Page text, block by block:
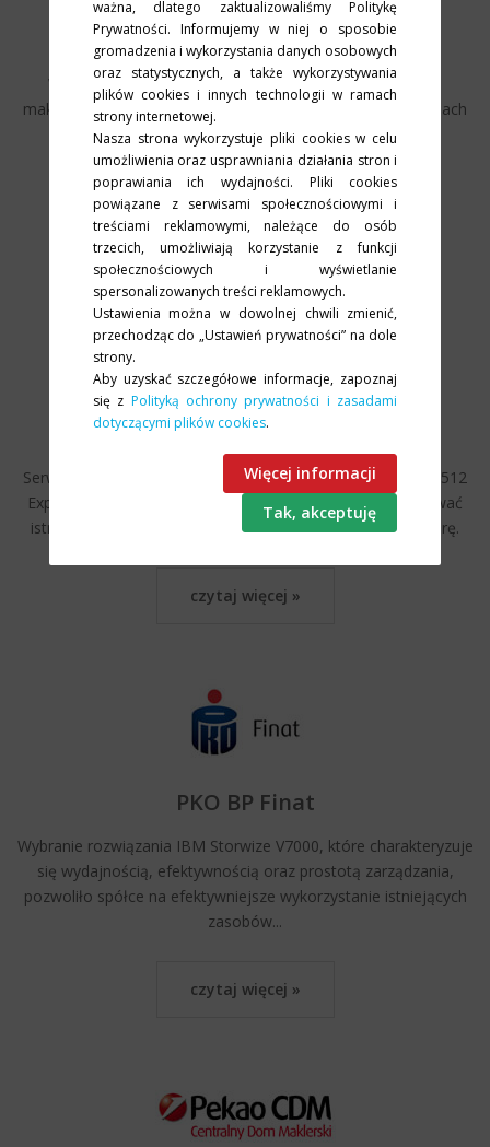
ważna, dlatego zaktualizowaliśmy Politykę
Prywatności. Informujemy w niej o sposobie
gromadzenia i wykorzystania danych osobowych
oraz statystycznych, a także wykorzystywania
plików cookies i innych technologii w ramach
strony internetowej.
Nasza strona wykorzystuje pliki cookies w celu
umożliwienia oraz usprawniania działania stron i
poprawiania ich wydajności. Pliki cookies
powiązane z serwisami społecznościowymi i
treściami reklamowymi, należące do osób
trzecich, umożliwiają korzystanie z funkcji
społecznościowych i wyświetlanie
spersonalizowanych treści reklamowych.
Ustawienia można w dowolnej chwili zmienić,
przechodząc do „Ustawień prywatności” na dole
strony.
Aby uzyskać szczegółowe informacje, zapoznaj
się z Polityką ochrony prywatności i zasadami
dotyczącymi plików cookies.
Więcej informacji
PKF Consult
Wdrożenie rozwiązania IBM PureFlex System pozwoliło
maksymalnie wykorzystać potencjał drzemiący w inwestycjach
informatycznych. Ponadto dało gwarancję najwyższej
wydajności oraz...
czytaj więcej »
UNIBEP S.A.
Serwery IBM x3550 M3 i macierz IBM System Storage DS3512
Express pozwoliły spółce UNIBEP efektywniej wykorzystywać
istniejące zasoby i zoptymalizować posiadaną infrastrukturę.
czytaj więcej »
PKO BP Finat
Wybranie rozwiązania IBM Storwize V7000, które charakteryzuje
się wydajnością, efektywnością oraz prostotą zarządzania,
pozwoliło spółce na efektywniejsze wykorzystanie istniejących
zasobów...
czytaj więcej »